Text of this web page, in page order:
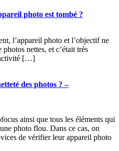
photo est tombé ?
l’appareil photo et l’objectif ne
nettes, et c’était très
[…]
des photos ? –
ainsi que tous les éléments qui
photo flou. Dans ce cas, on
de vérifier leur appareil photo